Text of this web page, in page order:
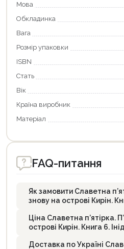
Мова
Обкладинка
Вага
Розмір упаковки
ISBN
Стать
Вік
Країна виробник
Матеріал
FAQ-питання
Як замовити Славетна
знову на острові Кирін.
Ціна Славетна п’ятірка.
острові Кирін. Книга 6.
Доставка по Україні